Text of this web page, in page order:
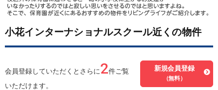
小花インターナショナルスクール近くの物件
会員登録していただくとさらに2件ご覧
いただけます。
新規会員登録
（無料）